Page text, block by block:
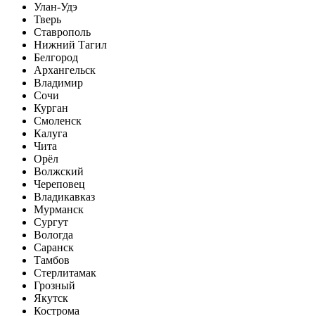
Улан-Удэ
Тверь
Ставрополь
Нижний Тагил
Белгород
Архангельск
Владимир
Сочи
Курган
Смоленск
Калуга
Чита
Орёл
Волжский
Череповец
Владикавказ
Мурманск
Сургут
Вологда
Саранск
Тамбов
Стерлитамак
Грозный
Якутск
Кострома